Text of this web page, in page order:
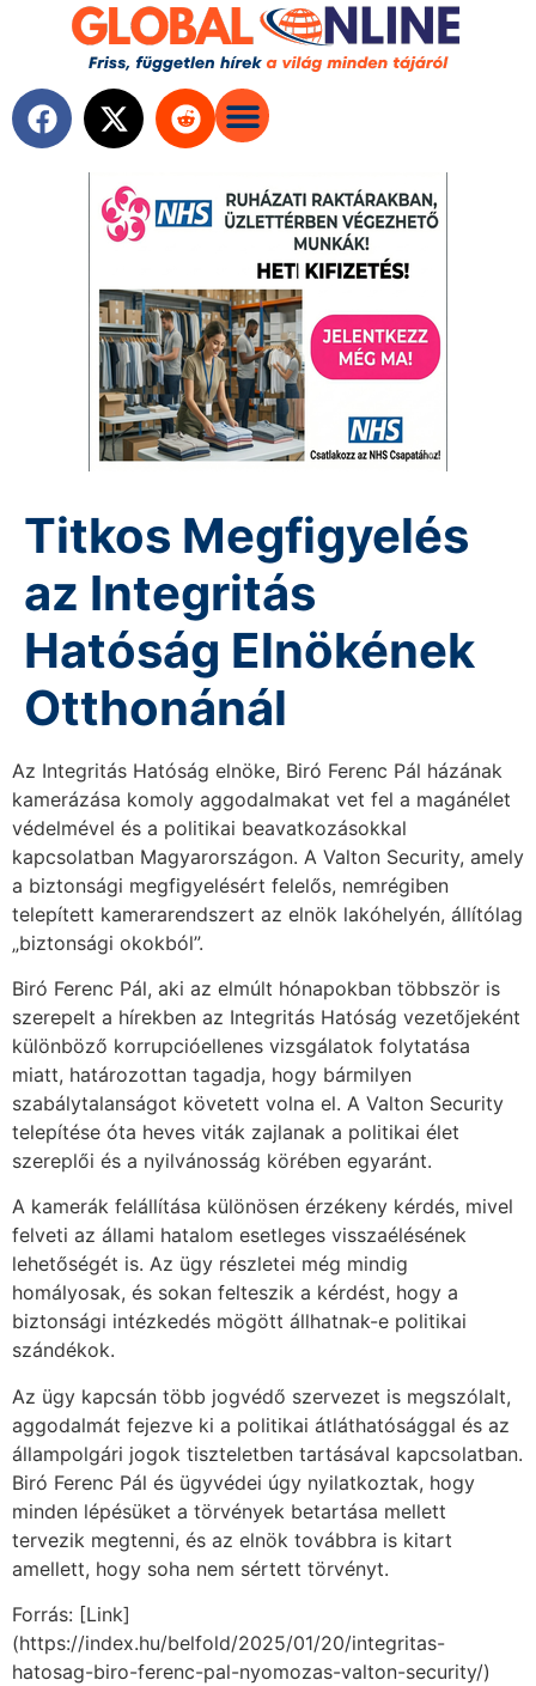
Titkos Megfigyelés
az Integritás
Hatóság Elnökének
Otthonánál
Az Integritás Hatóság elnöke, Biró Ferenc Pál házának
kamerázása komoly aggodalmakat vet fel a magánélet
védelmével és a politikai beavatkozásokkal
kapcsolatban Magyarországon. A Valton Security, amely
a biztonsági megfigyelésért felelős, nemrégiben
telepített kamerarendszert az elnök lakóhelyén, állítólag
„biztonsági okokból”.
Biró Ferenc Pál, aki az elmúlt hónapokban többször is
szerepelt a hírekben az Integritás Hatóság vezetőjeként
különböző korrupcióellenes vizsgálatok folytatása
miatt, határozottan tagadja, hogy bármilyen
szabálytalanságot követett volna el. A Valton Security
telepítése óta heves viták zajlanak a politikai élet
szereplői és a nyilvánosság körében egyaránt.
A kamerák felállítása különösen érzékeny kérdés, mivel
felveti az állami hatalom esetleges visszaélésének
lehetőségét is. Az ügy részletei még mindig
homályosak, és sokan felteszik a kérdést, hogy a
biztonsági intézkedés mögött állhatnak-e politikai
szándékok.
Az ügy kapcsán több jogvédő szervezet is megszólalt,
aggodalmát fejezve ki a politikai átláthatósággal és az
állampolgári jogok tiszteletben tartásával kapcsolatban.
Biró Ferenc Pál és ügyvédei úgy nyilatkoztak, hogy
minden lépésüket a törvények betartása mellett
tervezik megtenni, és az elnök továbbra is kitart
amellett, hogy soha nem sértett törvényt.
Forrás: [Link]
(https://index.hu/belfold/2025/01/20/integritas-
hatosag-biro-ferenc-pal-nyomozas-valton-security/)